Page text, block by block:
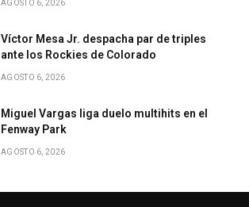
AGOSTO 6, 2026
Víctor Mesa Jr. despacha par de triples
ante los Rockies de Colorado
AGOSTO 6, 2026
Miguel Vargas liga duelo multihits en el
Fenway Park
AGOSTO 6, 2026